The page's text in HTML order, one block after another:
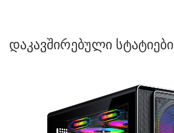
Დაკავშირებული Სტატიები